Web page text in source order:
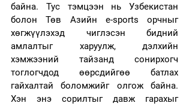
байна. Тус тэмцээн нь Узбекистан
болон Төв Азийн e-sports орчныг
хөгжүүлэхэд чиглэсэн бидний
амлалтыг харуулж, дэлхийн
хэмжээний тайзанд сонирхогч
тоглогчдод өөрсдийгөө батлах
гайхалтай боломжийг олгож байна.
Хэн энэ сорилтыг давж гарахыг